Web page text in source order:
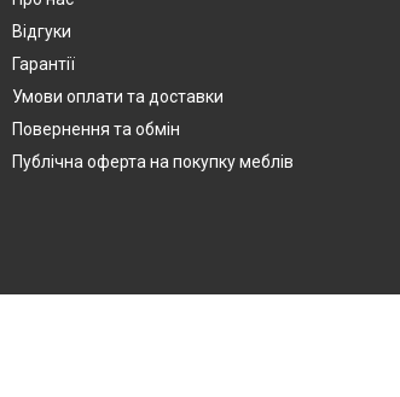
Відгуки
Гарантії
Умови оплати та доставки
Повернення та обмін
Публічна оферта на покупку меблів